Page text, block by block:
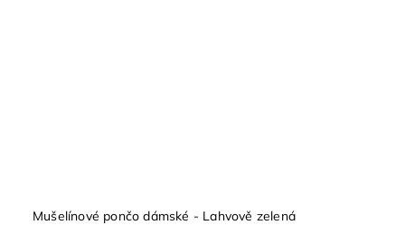
Mušelínové pončo dámské - Lahvově zelená